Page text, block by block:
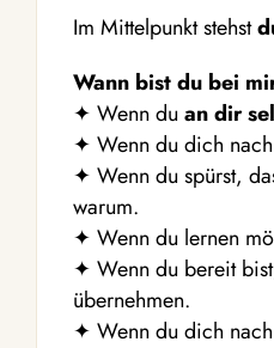
Im Mittelpunkt stehst
Wann bist du bei
✦ Wenn du an dir
✦ Wenn du dich nach
✦ Wenn du spürst,
warum.
✦ Wenn du lernen
✦ Wenn du bereit
übernehmen.
✦ Wenn du dich